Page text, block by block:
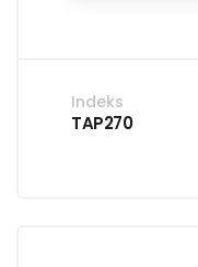
Indeks
TAP270